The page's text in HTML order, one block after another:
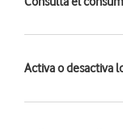
Activa o desactiva